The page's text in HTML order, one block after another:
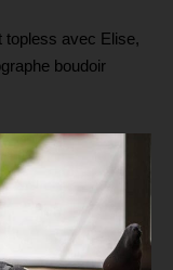
topless avec Elise,
boudoir